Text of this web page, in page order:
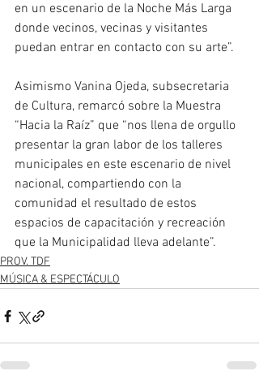
en un escenario de la Noche Más Larga
donde vecinos, vecinas y visitantes
puedan entrar en contacto con su arte”.
Asimismo Vanina Ojeda, subsecretaria
de Cultura, remarcó sobre la Muestra
“Hacia la Raíz” que “nos llena de orgullo
presentar la gran labor de los talleres
municipales en este escenario de nivel
nacional, compartiendo con la
comunidad el resultado de estos
espacios de capacitación y recreación
que la Municipalidad lleva adelante”.
PROV. TDF
MÚSICA & ESPECTÁCULO